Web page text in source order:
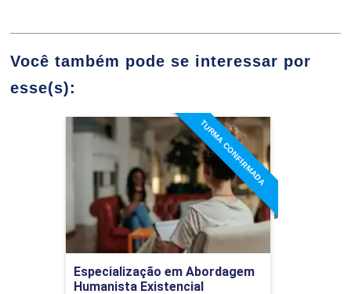
A Entrevista na Clínica Psicológica
10h
Você também pode se interessar por
esse(s):
Especialização em Abordagem
Humanista Existencial
TURMA CONFIRMADA
Especialização em
Abordagem Humanista
Existencial Fenomenológica
Detalhes do curso